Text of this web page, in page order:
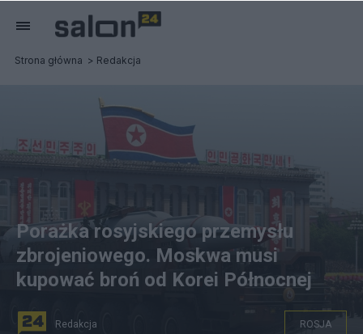
Strona główna Redakcja
Porażka rosyjskiego przemysłu
zbrojeniowego. Moskwa musi
kupować broń od Korei Północnej
Redakcja ROSJA